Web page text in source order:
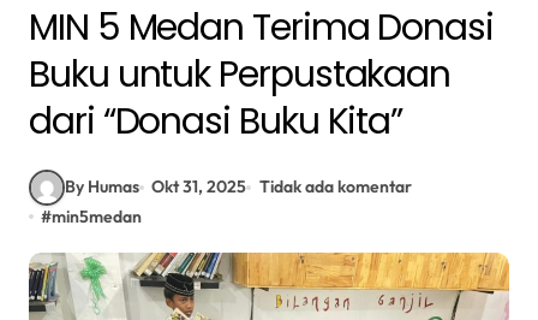
MIN 5 Medan Terima Donasi
Buku untuk Perpustakaan
dari “Donasi Buku Kita”
By Humas Okt 31, 2025 Tidak ada komentar
#min5medan